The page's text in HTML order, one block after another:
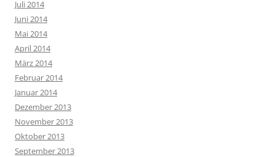
Juli 2014
Juni 2014
Mai 2014
April 2014
März 2014
Februar 2014
Januar 2014
Dezember 2013
November 2013
Oktober 2013
September 2013